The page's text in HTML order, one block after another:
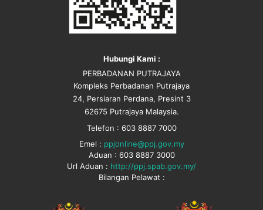
Hubungi Kami :
PERBADANAN PUTRAJAYA
Kompleks Perbadanan Putrajaya
24, Persiaran Perdana, Presint 3
62675 Putrajaya Malaysia.
Telefon : 603 8887 7000
Emel : ppjonline@ppj.gov.my
Aduan : 603 8887 3000
Url Aduan : http://ppj.spab.gov.my/
Bilangan Pelawat :